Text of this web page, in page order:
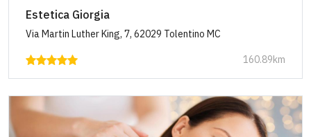
Estetica Giorgia
Via Martin Luther King, 7, 62029 Tolentino MC
160.89km